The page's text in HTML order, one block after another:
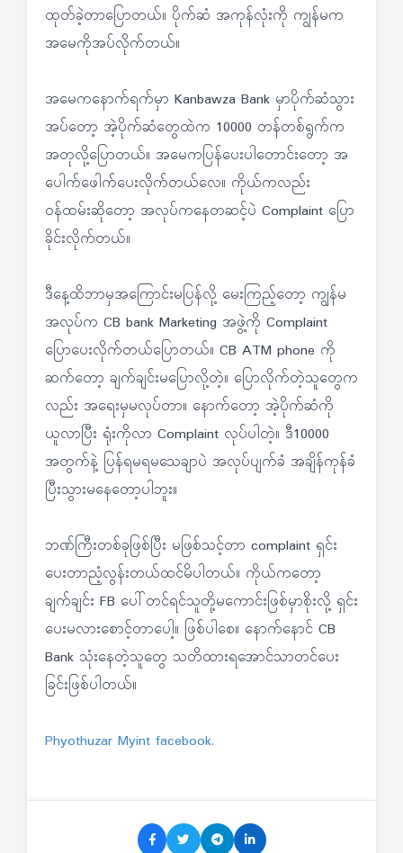
ထုတ်ခဲ့တာပြောတယ်။ ပိုက်ဆံ အကုန်လုံးကို ကျွန်မက
အမေကိုအပ်လိုက်တယ်။
အမေကနောက်ရက်မှာ Kanbawza Bank မှာပိုက်ဆံသွား
အပ်တော့ အဲ့ပိုက်ဆံတွေထဲက 10000 တန်တစ်ရွက်က
အတုလို့ပြောတယ်။ အမေကပြန်ပေးပါတောင်းတော့ အ
ပေါက်ဖေါက်ပေးလိုက်တယ်လေ။ ကိုယ်ကလည်း
ဝန်ထမ်းဆိုတော့ အလုပ်ကနေတဆင့်ပဲ Complaint ပြော
ခိုင်းလိုက်တယ်။
ဒီနေ့ထိဘာမှအကြောင်းမပြန်လို့ မေးကြည့်တော့ ကျွန်မ
အလုပ်က CB bank Marketing အဖွဲ့ကို Complaint
ပြောပေးလိုက်တယ်ပြောတယ်။ CB ATM phone ကို
ဆက်တော့ ချက်ချင်းမပြောလို့တဲ့။ ပြောလိုက်တဲ့သူတွေက
လည်း အရေးမှမလုပ်တာ။ နောက်တော့ အဲ့ပိုက်ဆံကို
ယူလာပြီး ရုံးကိုလာ Complaint လုပ်ပါတဲ့။ ဒီ10000
အတွက်နဲ့ ပြန်ရမရမသေချာပဲ အလုပ်ပျက်ခံ အချိန်ကုန်ခံ
ပြီးသွားမနေတော့ပါဘူး။
ဘဏ်ကြီးတစ်ခုဖြစ်ပြီး မဖြစ်သင့်တာ complaint ရှင်း
ပေးတာညံ့လွန်းတယ်ထင်မိပါတယ်။ ကိုယ်ကတော့
ချက်ချင်း FB ပေါ်တင်ရင်သူတို့မကောင်းဖြစ်မှာစိုးလို့ ရှင်း
ပေးမလားစောင့်တာပေါ့။ ဖြစ်ပါစေ။ နောက်နောင် CB
Bank သုံးနေတဲ့သူတွေ သတိထားရအောင်သာတင်ပေး
ခြင်းဖြစ်ပါတယ်။
Phyothuzar Myint facebook.